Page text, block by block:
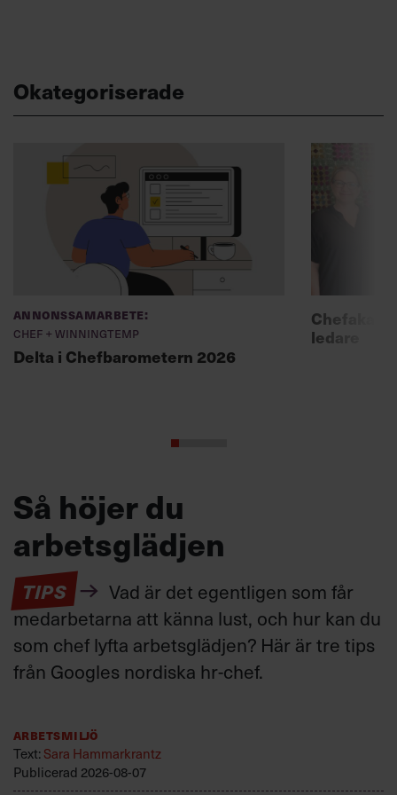
Okategoriserade
Annonssamarbete:
Chef + Winningtemp
Delta i Chefbarometern 2026
ledare
Så höjer du
arbetsglädjen
TIPS
Vad är det egentligen som får
medarbetarna att känna lust, och hur kan du
som chef lyfta arbetsglädjen? Här är tre tips
från Googles nordiska hr-chef.
Arbetsmiljö
Text: Sara Hammarkrantz
Publicerad 2026-08-07